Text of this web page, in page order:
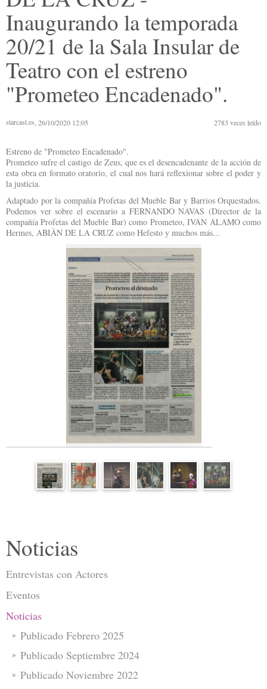
Inaugurando la temporada
20/21 de la Sala Insular de
Teatro con el estreno
"Prometeo Encadenado".
starcast.es , 26/10/2020 12:05 2783 veces leído
Estreno de "Prometeo Encadenado".
Prometeo sufre el castigo de Zeus, que es el desencadenante de la acción de
esta obra en formato oratorio, el cual nos hará reflexionar sobre el poder y
la justicia.
Adaptado por la compañía Profetas del Mueble Bar y Barrios Orquestados.
Podemos ver sobre el escenario a FERNANDO NAVAS (Director de la
compañía Profetas del Mueble Bar) como Prometeo, IVÁN ÁLAMO como
Hermes, ABIÄN DE LA CRUZ como Hefesto y muchos más...
Noticias
Entrevistas con Actores
Eventos
Noticias
Publicado Febrero 2025
Publicado Septiembre 2024
Publicado Noviembre 2022